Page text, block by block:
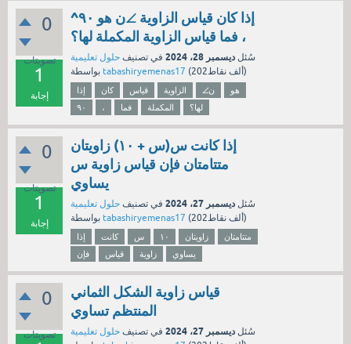
0
تصويتات
1
إجابة
إذا كان قياس الزاوية ∠ن هو ٩٠^
، فما قياس الزاوية المكملة لها؟
سُئل ديسمبر 28، 2024 في تصنيف حلول تعليمية
tabashiryemenas17 ( 202ألف نقاط)
إذا كان قياس الزاوية ∠ن
هو
٩٠
، فما المكملة لها؟
0
تصويتات
1
إجابة
إذا كانت س(س + ١٠) زاويتان
متتامتان فإن قياس زاوية س
يساوي
سُئل ديسمبر 27، 2024 في تصنيف حلول تعليمية
tabashiryemenas17 ( 202ألف نقاط)
إذا كانت س ١٠ زاويتان
متتامتان
فإن
قياس زاوية يساوي
0
تصويتات
قياس زاوية الشكل الثماني
المنتظم تساوي
سُئل ديسمبر 27، 2024 في تصنيف حلول تعليمية